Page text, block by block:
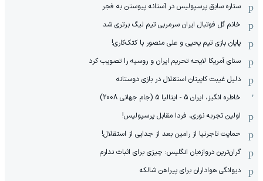
ستاره سابق پرسپولیس در آستانه پیوستن به فجر
خانم گل فوتبال ایران سرمربی تیم لیگ برتری شد
پایان بازی تیم یحیی و علی منصور با کتک‌کاری!
سنای آمریکا لایحه تحریم ایران و روسیه را تصویب کرد
دلیل غیبت کاپیتان استقلال در بازی دوستانه
خاطره انگیز، ایران 5 - ایتالیا 5 (جام جهانی 2008)
اولین تجربه نوری، فردا مقابل پرسپولیس!
حمایت تاجرنیا از رامین بعد از جدایی از استقلال!
گران‌ترین دروازه‌بان انگلیس: چیزی برای اثبات ندارم
دیوانگی هواداران برای پیراهن شالکه